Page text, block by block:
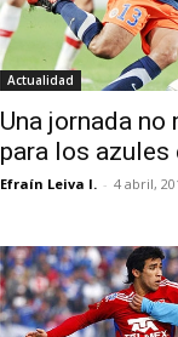
Actualidad
Una jornada no
para los azules
Efraín Leiva I. - 4 abril,